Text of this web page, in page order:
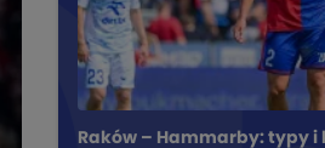
Raków – Hammarby: typy i